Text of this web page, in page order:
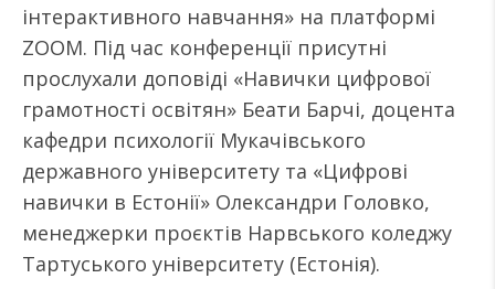
інтерактивного навчання» на платформі
ZOOM. Під час конференції присутні
прослухали доповіді «Навички цифрової
грамотності освітян» Беати Барчі, доцента
кафедри психології Мукачівського
державного університету та «Цифрові
навички в Естонії» Олександри Головко,
менеджерки проєктів Нарвського коледжу
Тартуського університету (Естонія).